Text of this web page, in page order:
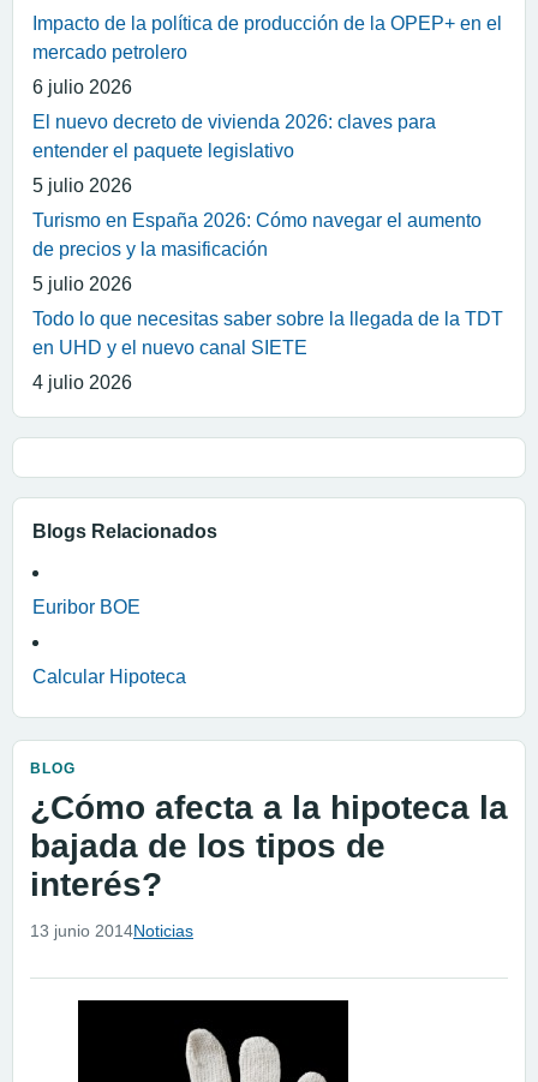
Impacto de la política de producción de la OPEP+ en el
mercado petrolero
6 julio 2026
El nuevo decreto de vivienda 2026: claves para
entender el paquete legislativo
5 julio 2026
Turismo en España 2026: Cómo navegar el aumento
de precios y la masificación
5 julio 2026
Todo lo que necesitas saber sobre la llegada de la TDT
en UHD y el nuevo canal SIETE
4 julio 2026
Blogs Relacionados
Euribor BOE
Calcular Hipoteca
BLOG
¿Cómo afecta a la hipoteca la
bajada de los tipos de
interés?
13 junio 2014Noticias